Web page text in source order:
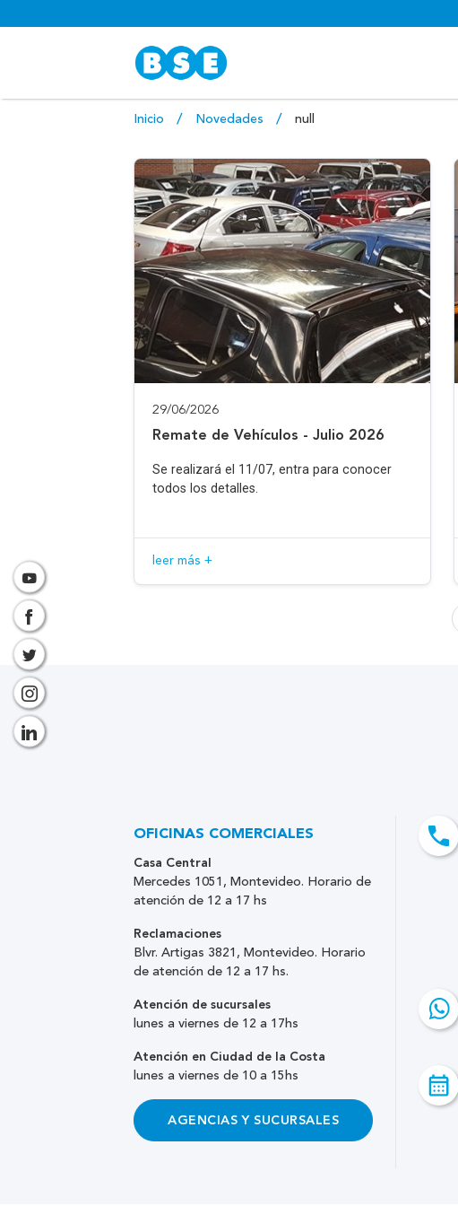
Inicio Novedades null
29/06/2026
Remate de Vehículos - Julio 2026
Se realizará el 11/07, entra para conocer
todos los detalles.
leer más +
OFICINAS COMERCIALES
Casa Central
Mercedes 1051, Montevideo. Horario de
atención de 12 a 17 hs
Reclamaciones
Blvr. Artigas 3821, Montevideo. Horario
de atención de 12 a 17 hs.
Atención de sucursales
lunes a viernes de 12 a 17hs
Atención en Ciudad de la Costa
lunes a viernes de 10 a 15hs
AGENCIAS Y SUCURSALES